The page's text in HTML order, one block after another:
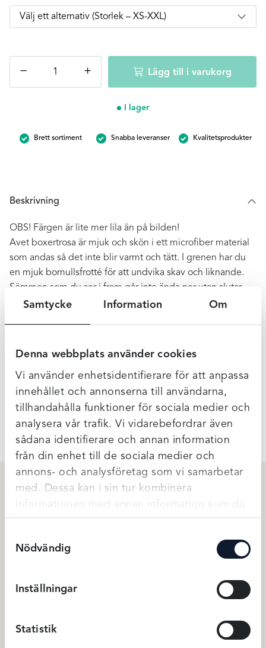
Samtycke Information Om
Denna webbplats använder cookies
Vi använder enhetsidentifierare för att anpassa
innehållet och annonserna till användarna,
tillhandahålla funktioner för sociala medier och
analysera vår trafik. Vi vidarebefordrar även
sådana identifierare och annan information
från din enhet till de sociala medier och
annons- och analysföretag som vi samarbetar
med. Dessa kan i sin tur kombinera
informationen med annan information som du
har tillhandahållit eller som de har samlat in
Nödvändig
Inställningar
Statistik
−
Boxertrosa
–
+ Lägg till i varukorg
I lager
Brett sortiment Snabba leveranser Kvalitetsprodukter
Beskrivning
OBS! Färgen är lite mer lila än på bilden!
Avet boxertrosa är mjuk och skön i ett microfiber material
som andas så det inte blir varmt och tätt. I grenen har du
en mjuk bomullsfrotté för att undvika skav och liknande.
Sömmen som du ser i fram går inte ända ner utan slutar
strax innan grenen. Sömmen runt låret gör att den sitter
Storlek: Denna trosa är generös i storleken. Pendlar du
mellan två storlekar, välj hellre den mindre storleken.
Ytterligare Information
Relaterade produkter